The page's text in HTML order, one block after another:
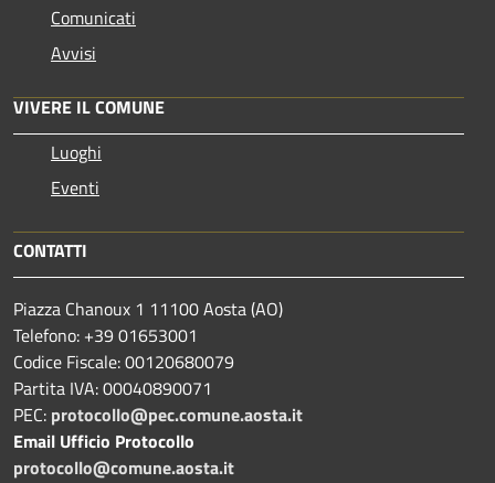
Comunicati
Avvisi
VIVERE IL COMUNE
Luoghi
Eventi
CONTATTI
Piazza Chanoux 1 11100 Aosta (AO)
Telefono: +39 01653001
Codice Fiscale: 00120680079
Partita IVA: 00040890071
PEC: protocollo@pec.comune.aosta.it
Email Ufficio Protocollo
protocollo@comune.aosta.it